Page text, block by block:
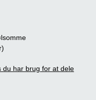
du har brug for at dele